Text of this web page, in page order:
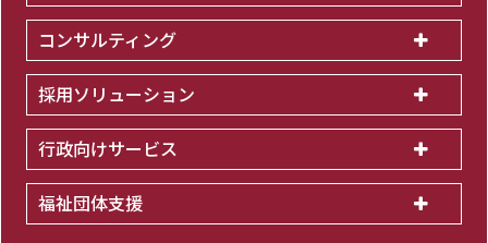
コンサルティング
採用ソリューション
行政向けサービス
福祉団体支援